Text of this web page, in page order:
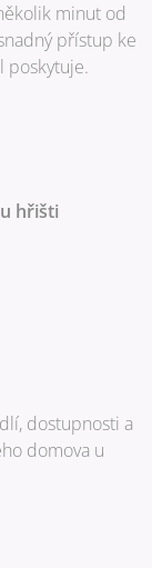
minut od
přístup ke
poskytuje.
hřišti
dostupnosti a
domova u